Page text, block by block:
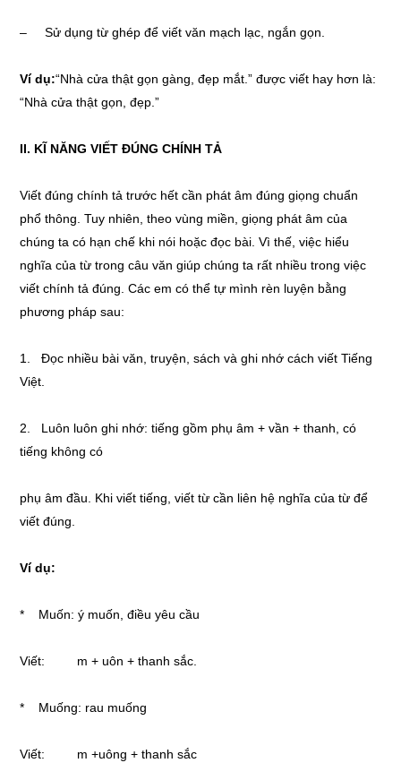
– Sử dụng từ ghép để viết văn mạch lạc, ngắn gọn.
Ví dụ:“Nhà cửa thật gọn gàng, đẹp mắt.” được viết hay hơn là:
“Nhà cửa thật gọn, đẹp.”
II. KĨ NĂNG VIẾT ĐÚNG CHÍNH TẢ
Viết đúng chính tả trước hết cần phát âm đúng giọng chuẩn
phổ thông. Tuy nhiên, theo vùng miền, giọng phát âm của
chúng ta có hạn chế khi nói hoặc đọc bài. Vì thế, việc hiểu
nghĩa của từ trong câu văn giúp chúng ta rất nhiều trong việc
viết chính tả đúng. Các em có thể tự mình rèn luyện bằng
phương pháp sau:
1. Đọc nhiều bài văn, truyện, sách và ghi nhớ cách viết Tiếng
Việt.
2. Luôn luôn ghi nhớ: tiếng gồm phụ âm + vần + thanh, có
tiếng không có
phụ âm đầu. Khi viết tiếng, viết từ cần liên hệ nghĩa của từ để
viết đúng.
Ví dụ:
* Muốn: ý muốn, điều yêu cầu
Viết: m + uôn + thanh sắc.
* Muống: rau muống
Viết: m +uông + thanh sắc